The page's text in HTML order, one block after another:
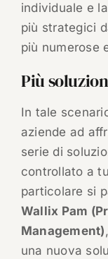
individuale e
più strategici
più numerose
Più
In tale
aziende ad
serie di
controllato a
particolare si
Wallix Pam
Management)
una nuova